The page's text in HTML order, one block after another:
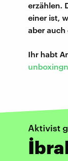
erzählen.
einer ist,
aber auch
Ihr habt
Aktivist